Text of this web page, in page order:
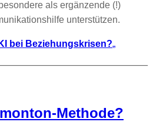
als ergänzende (!)
unterstützen.
bei Beziehungskrisen?„
Methode?